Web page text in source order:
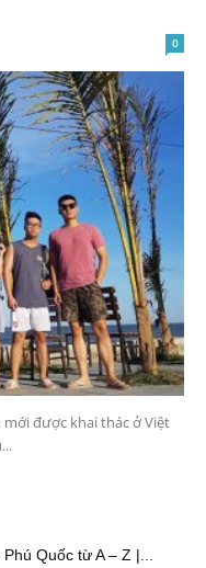
0
được khai thác ở Việt
Quốc từ A – Z |...